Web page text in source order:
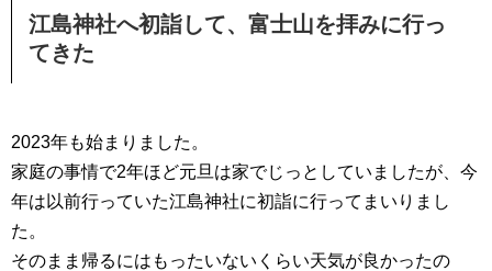
江島神社へ初詣して、富士山を拝みに行っ
てきた
2023年も始まりました。
家庭の事情で2年ほど元旦は家でじっとしていましたが、今
年は以前行っていた江島神社に初詣に行ってまいりまし
た。
そのまま帰るにはもったいないくらい天気が良かったの